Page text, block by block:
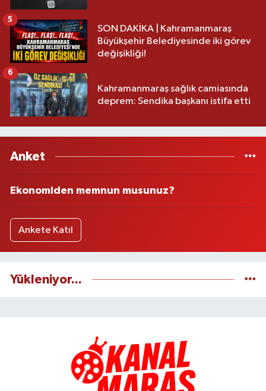
SON DAKİKA | Kahramanmaraş
Büyükşehir Belediyesinde iki görev
değişikliği!
5
Kahramanmaraş sağlık camiasında
deprem: Sendika başkanı istifa etti
6
Anket
Ekonomiden memnun musunuz?
Ankete Katıl
Yükleniyor...